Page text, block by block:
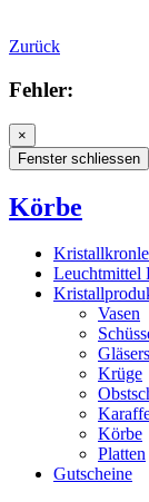
Zurück
Fehler:
×
Fenster schliessen
Körbe
Leuchtmittel
Vasen
Krüge
Körbe
Platten
Gutscheine